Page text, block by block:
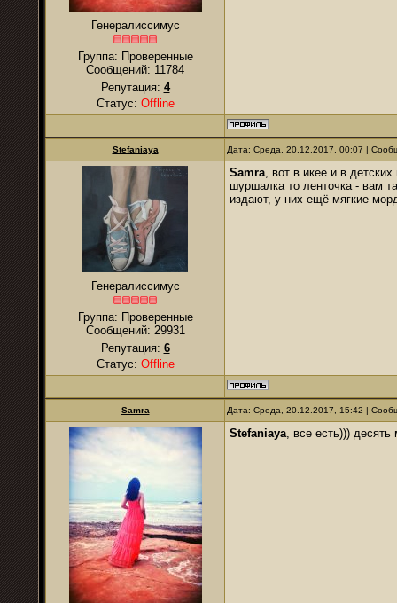
Генералиссимус
Группа: Проверенные
Сообщений: 11784
Репутация: 4
Статус: Offline
Stefaniaya Дата: Среда, 20.12.2017, 00:07 |
Генералиссимус
Группа: Проверенные
Сообщений: 29931
Репутация: 6
Статус: Offline
Samra, вот в икее и в
шуршалка то ленточка - вам
издают, у них ещё мягкие
Samra Дата: Среда, 20.12.2017, 15:42 |
Stefaniaya, все есть)))